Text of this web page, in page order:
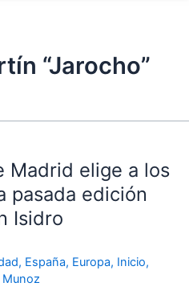
“Jarocho”
Madrid elige a los
pasada edición
Isidro
, España, Europa, Inicio,
Munoz